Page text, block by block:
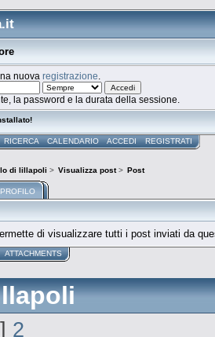
nuovaregistrazione
la password e la durata della sessione.
RICERCA CALENDARIO ACCEDI REGISTRATI
di lillapoli > Visualizza post> Post
di visualizzare tutti i post inviati da
ATTACHMENTS
] 2